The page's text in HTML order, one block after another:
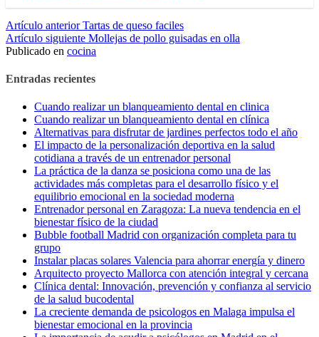
Seguir
leyendo
Artículo anteriorTartas de queso faciles
Artículo siguiente Mollejas de pollo guisadas en olla
Publicado en cocina
Entradas recientes
Cuando realizar un blanqueamiento dental en clinica
Cuando realizar un blanqueamiento dental en clínica
Alternativas para disfrutar de jardines perfectos todo el año
El impacto de la personalización deportiva en la salud
cotidiana a través de un entrenador personal
La práctica de la danza se posiciona como una de las
actividades más completas para el desarrollo físico y el
equilibrio emocional en la sociedad moderna
Entrenador personal en Zaragoza: La nueva tendencia en el
bienestar físico de la ciudad
Bubble football Madrid con organización completa para tu
grupo
Instalar placas solares Valencia para ahorrar energía y dinero
Arquitecto proyecto Mallorca con atención integral y cercana
Clínica dental: Innovación, prevención y confianza al servicio
de la salud bucodental
La creciente demanda de psicologos en Malaga impulsa el
bienestar emocional en la provincia